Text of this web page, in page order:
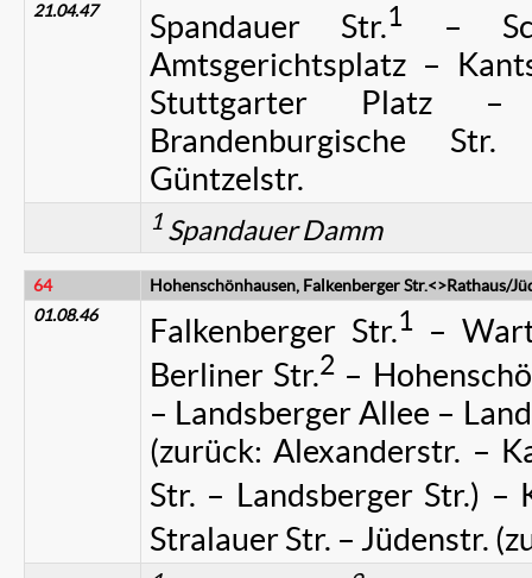
21.04.47
Spandauer Str.1 –
Amtsgerichtsplatz –
Stuttgarter Platz
Brandenburgische
Güntzelstr.
1 Spandauer Damm
64
Hohenschönhausen, Falkenberger Str.<>Rathaus/
01.08.46
Falkenberger Str.1–
Berliner Str.2 –
– Landsberger Allee –
(zurück: Alexanderstr. –
Str. – Landsberger Str.) –
Stralauer Str. – Jüdenstr.